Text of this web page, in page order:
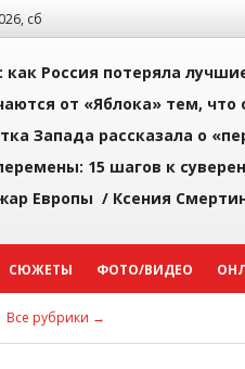
сб
как Россия потеряла
от «Яблока» тем, что
Запада рассказала о
15 шагов к
Европы / Ксения
СЮЖЕТЫ ФОТО/ВИДЕО
Все рубрики →